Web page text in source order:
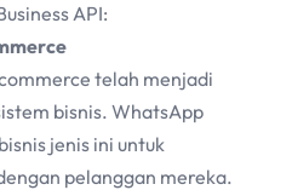
API:
telah menjadi
bisnis. WhatsApp
jenis ini untuk
pelanggan mereka.